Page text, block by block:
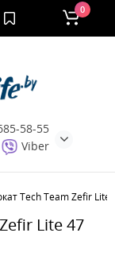
58-55
Viber
0
Tech Team Zefir Lite
Lite 47